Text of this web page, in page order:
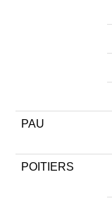
PAU
POITIERS